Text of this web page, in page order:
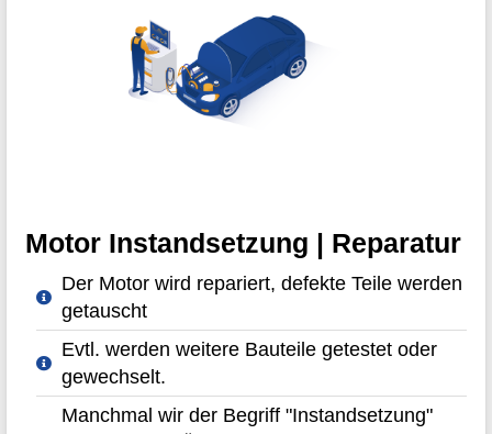
Motor Instandsetzung | Reparatur
Der Motor wird repariert, defekte Teile werden
getauscht
Evtl. werden weitere Bauteile getestet oder
gewechselt.
Manchmal wir der Begriff "Instandsetzung"